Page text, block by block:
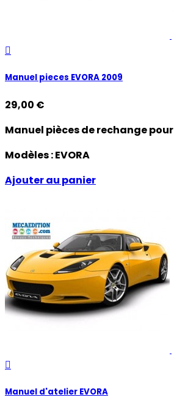

Manuel pieces EVORA 2009
29,00 €
Manuel pièces de rechange pour
Modèles :EVORA
Ajouter au panier

Manuel d'atelier EVORA